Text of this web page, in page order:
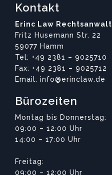
Kontakt
Erinc Law
Fritz Husemann Str. 22
59077 Hamm
Tel: +49 2381 – 9025710
Fax: +49 2381 – 9025712
Email: info@erinclaw.de
Bürozeiten
Montag bis Donnerstag:
09:00 – 12:00 Uhr
14:00 – 17:00 Uhr
Freitag:
09:00 – 12:00 Uhr